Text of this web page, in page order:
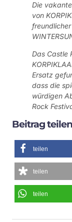
Die
von
Das Castle
Ersatz
dass die
würdigen
Rock
Beitrag
teilen
teilen
teilen